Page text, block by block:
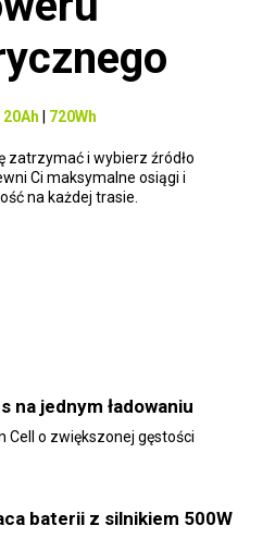
20Ah | 720Wh
zatrzymać i wybierz źródło
Ci maksymalne osiągi i
na każdej trasie.
na jednym ładowaniu
Cell o zwiększonej gęstości
baterii z silnikiem 500W